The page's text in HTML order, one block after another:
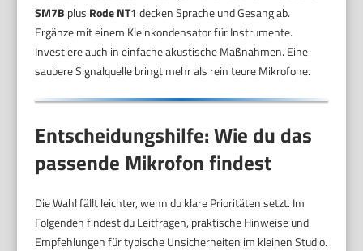
SM7B plus Rode NT1 decken Sprache und Gesang ab.
Ergänze mit einem Kleinkondensator für Instrumente.
Investiere auch in einfache akustische Maßnahmen. Eine
saubere Signalquelle bringt mehr als rein teure Mikrofone.
Entscheidungshilfe: Wie du das
passende Mikrofon findest
Die Wahl fällt leichter, wenn du klare Prioritäten setzt. Im
Folgenden findest du Leitfragen, praktische Hinweise und
Empfehlungen für typische Unsicherheiten im kleinen Studio.